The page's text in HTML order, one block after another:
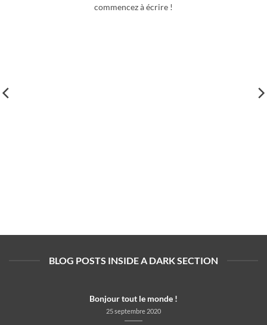
commencez à écrire !
BLOG POSTS INSIDE A DARK SECTION
Bonjour tout le monde !
25 septembre 2020